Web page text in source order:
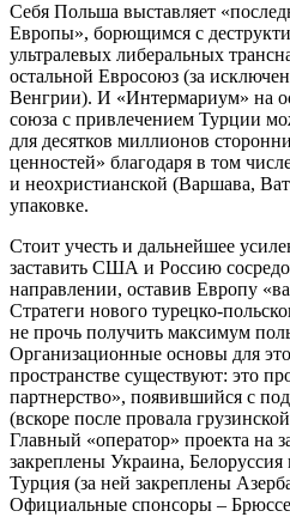
Себя Польша выставляет
Европы», борющимся с
ультралевых либеральных
остальной Евросоюз (за
Венгрии). И «Интермариум» на
союза с привлечением Турции
для десятков миллионов
ценностей» благодаря в том
и неохристианской (Варшава,
упаковке.
Стоит учесть и дальнейшее
заставить США и Россию
направлении, оставив Европу
Стратеги нового турецко-
не прочь получить максимум
Организационные основы для
пространстве существуют: это
партнерство», появившийся с
(вскоре после провала
Главный «оператор» проекта на
закреплены Украина,
Турция (за ней закреплены
Официальные спонсоры –